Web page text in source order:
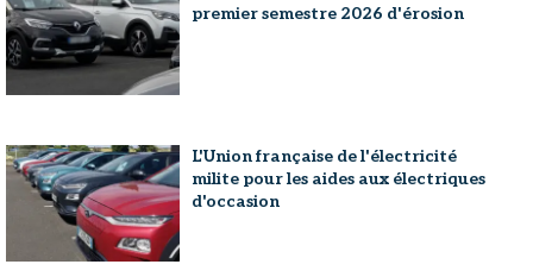
premier semestre 2026 d'érosion
L'Union française de l'électricité
milite pour les aides aux électriques
d'occasion